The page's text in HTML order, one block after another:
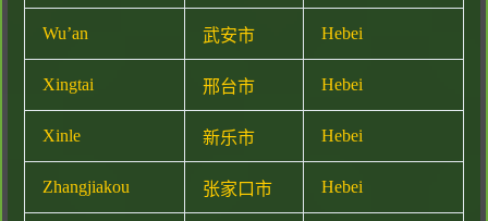
Wu’an 武安市 Hebei
Xingtai 邢台市 Hebei
Xinle 新乐市 Hebei
Zhangjiakou 张家口市 Hebei